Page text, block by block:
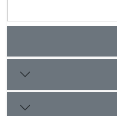
تا به گونه‌ای
در ایران عهد صفوی را
معاصر دربار?
دسته بندی انواع متون